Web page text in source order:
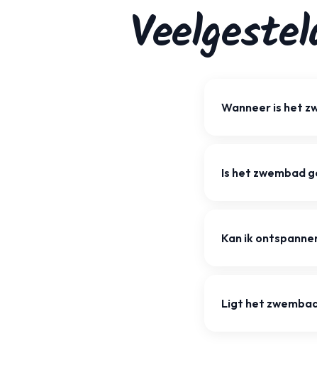
Wanneer is het
Is het zwembad
Kan ik
Ligt het